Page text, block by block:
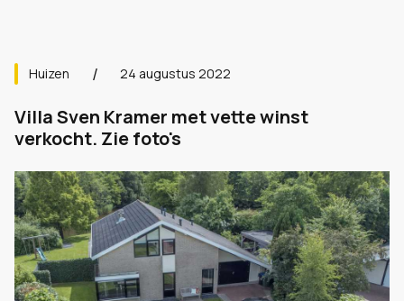
Huizen 24 augustus 2022
Villa Sven Kramer met vette winst
verkocht. Zie foto's